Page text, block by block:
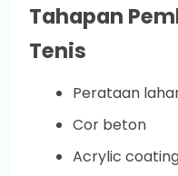
Tahapan
Tenis
Perataan
Cor beton
Acrylic